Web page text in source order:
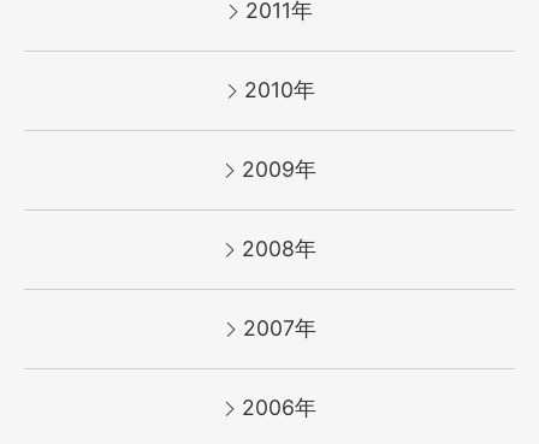
2011年
2010年
2009年
2008年
2007年
2006年